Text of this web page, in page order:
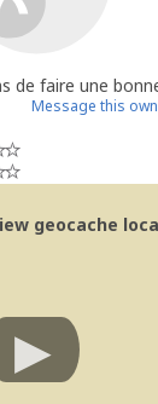
de faire une
Message this
geocache